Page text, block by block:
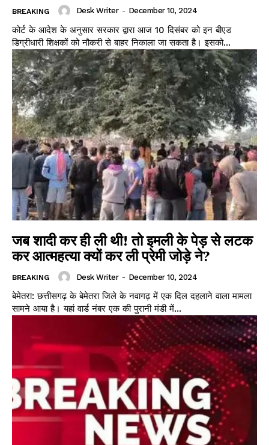
BREAKING Desk Writer - December 10, 2024
कोर्ट के आदेश के अनुसार सरकार द्वारा आज 10 दिसंबर को इन बीएड
डिग्रीधारी शिक्षकों को नौकरी से बाहर निकाला जा सकता है। इसको...
जब शादी कर ही ली थी! तो इमली के पेड़ से लटक
कर आत्महत्या क्यों कर ली प्रेमी जोड़े ने?
BREAKING Desk Writer - December 10, 2024
बेमेतरा: छत्तीसगढ़ के बेमेतरा जिले के नवागढ़ में एक दिल दहलाने वाला मामला
सामने आया है। यहां वार्ड नंबर एक की पुरानी मंडी में...